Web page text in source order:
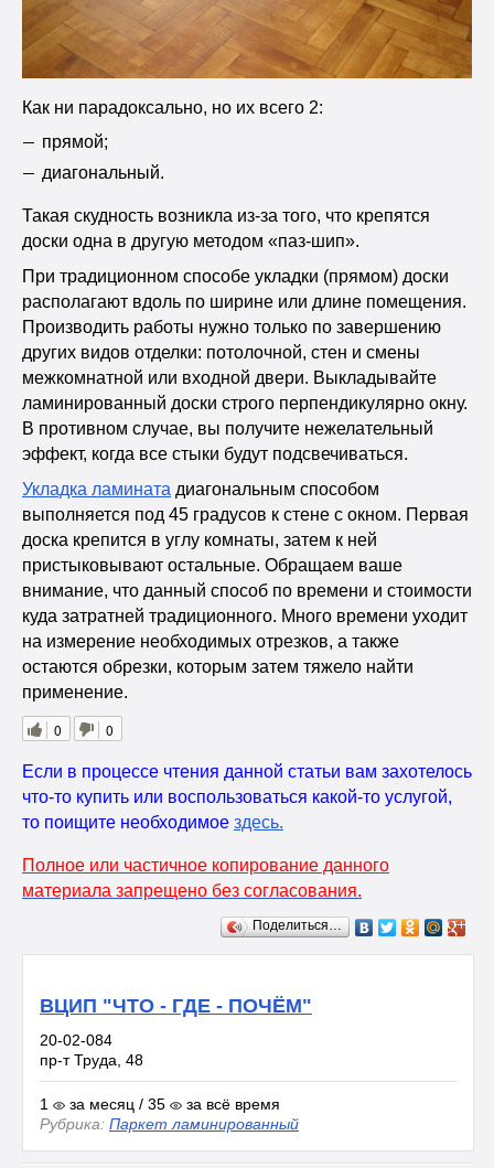
Как ни парадоксально, но их всего 2:
прямой;
диагональный.
Такая скудность возникла из-за того, что крепятся
доски одна в другую методом «паз-шип».
При традиционном способе укладки (прямом) доски
располагают вдоль по ширине или длине помещения.
Производить работы нужно только по завершению
других видов отделки: потолочной, стен и смены
межкомнатной или входной двери. Выкладывайте
ламинированный доски строго перпендикулярно окну.
В противном случае, вы получите нежелательный
эффект, когда все стыки будут подсвечиваться.
Укладка ламината диагональным способом
выполняется под 45 градусов к стене с окном. Первая
доска крепится в углу комнаты, затем к ней
пристыковывают остальные. Обращаем ваше
внимание, что данный способ по времени и стоимости
куда затратней традиционного. Много времени уходит
на измерение необходимых отрезков, а также
остаются обрезки, которым затем тяжело найти
применение.
0
0
Если в процессе чтения данной статьи вам захотелось
что-то купить или воспользоваться какой-то услугой,
то поищите необходимое здесь.
Полное или частичное копирование данного
материала запрещено без согласования.
Поделиться…
ВЦИП "ЧТО - ГДЕ - ПОЧЁМ"
20-02-084
пр-т Труда, 48
1 за месяц / 35
за всё время
Рубрика: Паркет ламинированный